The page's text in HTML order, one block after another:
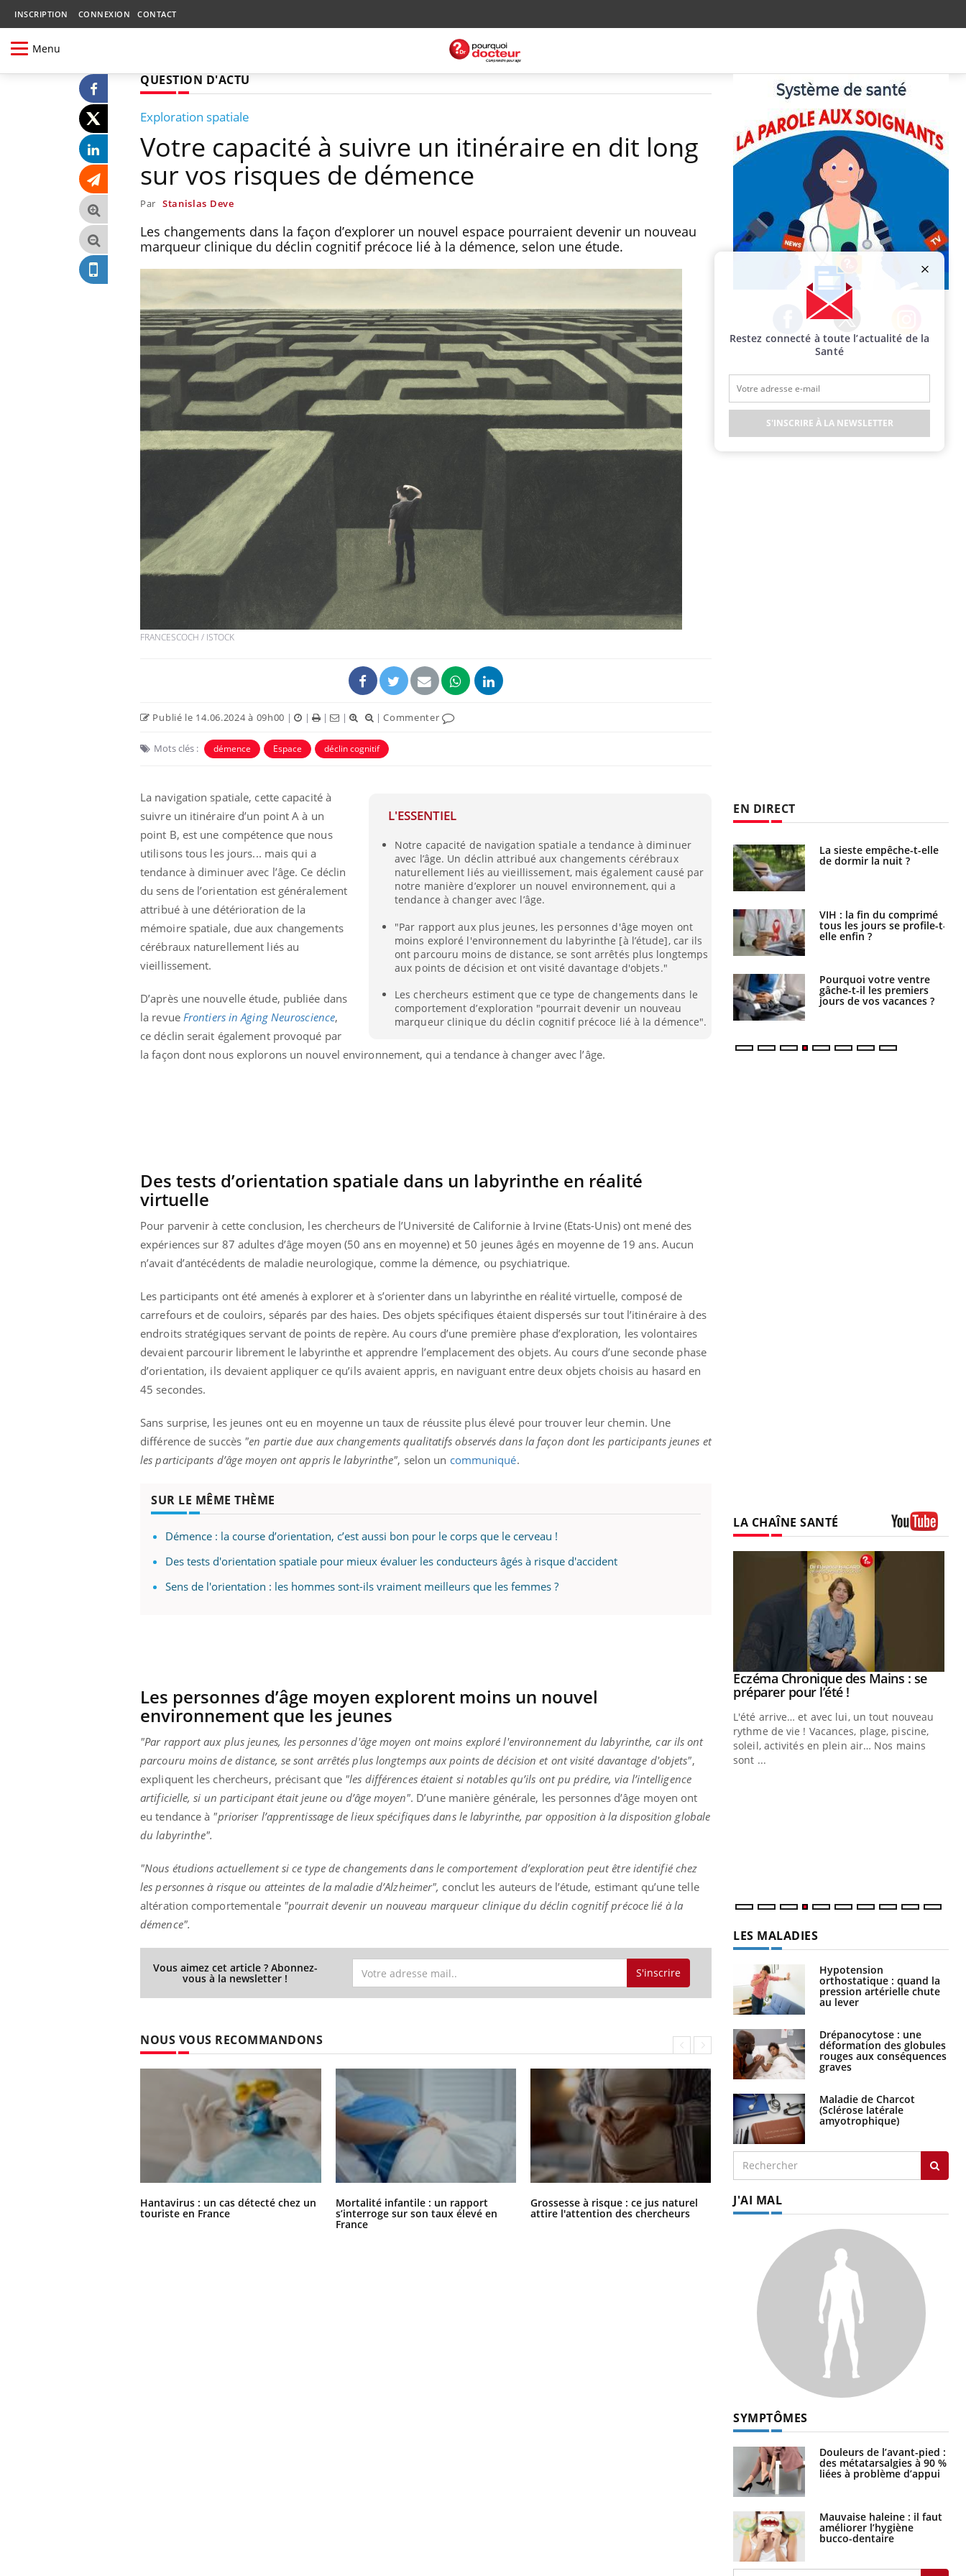
INSCRIPTION CONNEXION CONTACT
Menu
QUESTION D'ACTU
Exploration spatiale
Votre capacité à suivre un itinéraire en dit long
sur vos risques de démence
Par Stanislas Deve
Les changements dans la façon d’explorer un nouvel espace pourraient devenir un nouveau
marqueur clinique du déclin cognitif précoce lié à la démence, selon une étude.
FRANCESCOCH / ISTOCK
Publié le 14.06.2024 à 09h00 | | | | |Commenter
Mots clés : démence Espace déclin cognitif
L'ESSENTIEL
Notre capacité de navigation spatiale a tendance à diminuer
avec l’âge. Un déclin attribué aux changements cérébraux
naturellement liés au vieillissement, mais également causé par
notre manière d’explorer un nouvel environnement, qui a
tendance à changer avec l’âge.
"Par rapport aux plus jeunes, les personnes d'âge moyen ont
moins exploré l'environnement du labyrinthe [à l’étude], car ils
ont parcouru moins de distance, se sont arrêtés plus longtemps
aux points de décision et ont visité davantage d'objets."
Les chercheurs estiment que ce type de changements dans le
comportement d’exploration "pourrait devenir un nouveau
marqueur clinique du déclin cognitif précoce lié à la démence".
La navigation spatiale, cette capacité à
suivre un itinéraire d’un point A à un
point B, est une compétence que nous
utilisons tous les jours... mais qui a
tendance à diminuer avec l’âge. Ce déclin
du sens de l’orientation est généralement
attribué à une détérioration de la
mémoire spatiale, due aux changements
cérébraux naturellement liés au
vieillissement.
D’après une nouvelle étude, publiée dans
la revue Frontiers in Aging Neuroscience,
ce déclin serait également provoqué par
la façon dont nous explorons un nouvel environnement, qui a tendance à changer avec l’âge.
Des tests d’orientation spatiale dans un labyrinthe en réalité
virtuelle
Pour parvenir à cette conclusion, les chercheurs de l’Université de Californie à Irvine (Etats-Unis) ont mené des
expériences sur 87 adultes d’âge moyen (50 ans en moyenne) et 50 jeunes âgés en moyenne de 19 ans. Aucun
n’avait d’antécédents de maladie neurologique, comme la démence, ou psychiatrique.
Les participants ont été amenés à explorer et à s’orienter dans un labyrinthe en réalité virtuelle, composé de
carrefours et de couloirs, séparés par des haies. Des objets spécifiques étaient dispersés sur tout l’itinéraire à des
endroits stratégiques servant de points de repère. Au cours d’une première phase d’exploration, les volontaires
devaient parcourir librement le labyrinthe et apprendre l’emplacement des objets. Au cours d’une seconde phase
d’orientation, ils devaient appliquer ce qu’ils avaient appris, en naviguant entre deux objets choisis au hasard en
45 secondes.
Sans surprise, les jeunes ont eu en moyenne un taux de réussite plus élevé pour trouver leur chemin. Une
différence de succès "en partie due aux changements qualitatifs observés dans la façon dont les participants jeunes et
les participants d’âge moyen ont appris le labyrinthe", selon un communiqué.
SUR LE MÊME THÈME
Démence : la course d’orientation, c’est aussi bon pour le corps que le cerveau !
Des tests d'orientation spatiale pour mieux évaluer les conducteurs âgés à risque d'accident
Sens de l'orientation : les hommes sont-ils vraiment meilleurs que les femmes ?
Les personnes d’âge moyen explorent moins un nouvel
environnement que les jeunes
"Par rapport aux plus jeunes, les personnes d'âge moyen ont moins exploré l'environnement du labyrinthe, car ils ont
parcouru moins de distance, se sont arrêtés plus longtemps aux points de décision et ont visité davantage d'objets",
expliquent les chercheurs, précisant que "les différences étaient si notables qu’ils ont pu prédire, via l’intelligence
artificielle, si un participant était jeune ou d’âge moyen". D’une manière générale, les personnes d’âge moyen ont
eu tendance à "prioriser l’apprentissage de lieux spécifiques dans le labyrinthe, par opposition à la disposition globale
du labyrinthe".
"Nous étudions actuellement si ce type de changements dans le comportement d’exploration peut être identifié chez
les personnes à risque ou atteintes de la maladie d’Alzheimer", conclut les auteurs de l’étude, estimant qu’une telle
altération comportementale "pourrait devenir un nouveau marqueur clinique du déclin cognitif précoce lié à la
démence".
Vous aimez cet article ? Abonnez-
vous à la newsletter ! S'inscrire
NOUS VOUS RECOMMANDONS
Hantavirus : un cas détecté chez un
touriste en France
Mortalité infantile : un rapport
s’interroge sur son taux élevé en
France
Grossesse à risque : ce jus naturel
attire l'attention des chercheurs
Comment oublier les écrans en
vacances ?
Facebook Twitter Instagram
EN DIRECT
Hantavirus : un cas
détecté chez un touriste
en France
Mortalité infantile : un
rapport s’interroge sur
son taux élevé en France
des chercheurs
Comment oublier les
écrans en vacances ?
comment le travail
empiète de plus en plus
sur nos soirées
stratégie simple aurait
changé la donne au Pays
basque
Chikungunya, dengue,
West Nile : que se passe-
t-il dans le sud de la
France ?
protègent-ils aussi les os
?
change dans la prise en
charge des femmes
enceintes
La sieste empêche-t-elle
de dormir la nuit ?
VIH : la fin du comprimé
tous les jours se profile-t-
elle enfin ?
Pourquoi votre ventre
gâche-t-il les premiers
jours de vos vacances ?
LA CHAÎNE SANTÉ
expliquer ma maladieYoutube
Il y a des sujets qui sont faciles à aborder...
questions sur la maladie d'un proche c'est
prévenirYoutube
Fatigue, irritabilité, brouillard mental ou
carence en fer sont multiples ce qui la rend
...
osait en parler??
patients comme parfois chez les soignants.
Youtube
Eczéma Chronique des Mains : se
préparer pour l’été !Youtube
L'été arrive… et avec lui, un tout nouveau
rythme de vie ! Vacances, plage, piscine,
soleil, activités en plein air… Nos mains
sont ...
LES MALADIES
Hypotension
orthostatique : quand la
pression artérielle chute
au lever
Drépanocytose : une
déformation des globules
rouges aux conséquences
graves
Maladie de Charcot
(Sclérose latérale
amyotrophique)
J'AI MAL
SYMPTÔMES
Douleurs de l’avant-pied :
des métatarsalgies à 90 %
liées à problème d’appui
Mauvaise haleine : il faut
améliorer l’hygiène
bucco-dentaire
Restez connecté à toute l’actualité de la
Santé
S'INSCRIRE À LA NEWSLETTER